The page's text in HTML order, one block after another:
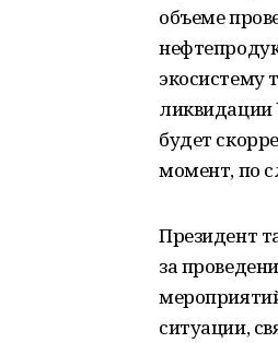
объеме
экосистему
ликвидации
будет
момент, по
Президент
за
ситуации,